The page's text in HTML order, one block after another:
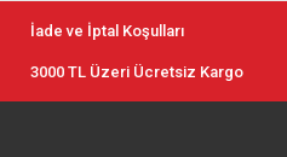
İade ve İptal Koşulları
3000 TL Üzeri Ücretsiz Kargo